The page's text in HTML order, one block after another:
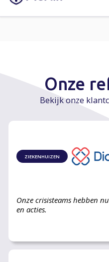
Onze
Bekijk onze
ZIEKENHUIZEN
Onze crisisteams hebben
en acties.